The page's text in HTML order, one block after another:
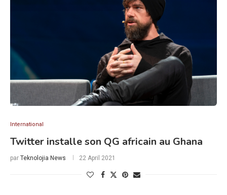
International
Twitter installe son QG africain au Ghana
par Teknolojia News 22 April 2021